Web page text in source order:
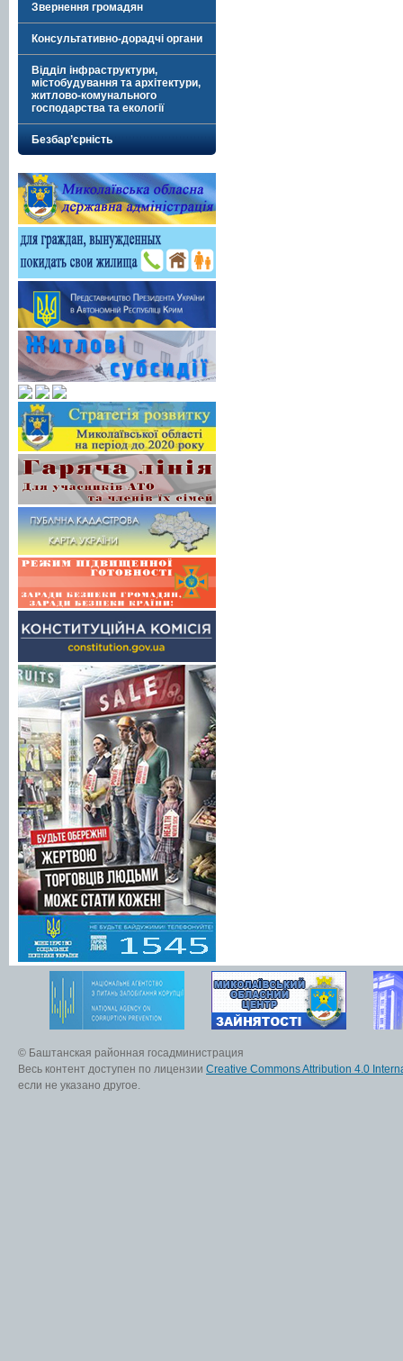
Звернення громадян
Консультативно-дорадчі органи
Відділ інфраструктури,
містобудування та архітектури,
житлово-комунального
господарства та екології
Безбар’єрність
© Баштанская районная госадминистрация
Весь контент доступен по лицензии Creative Commons Attribution 4.0
если не указано другое.